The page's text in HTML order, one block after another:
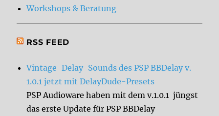
Workshops & Beratung
RSS FEED
Vintage-Delay-Sounds des PSP BBDelay v.
1.0.1 jetzt mit DelayDude-Presets
PSP Audioware haben mit dem v.1.0.1 jüngst
das erste Update für PSP BBDelay